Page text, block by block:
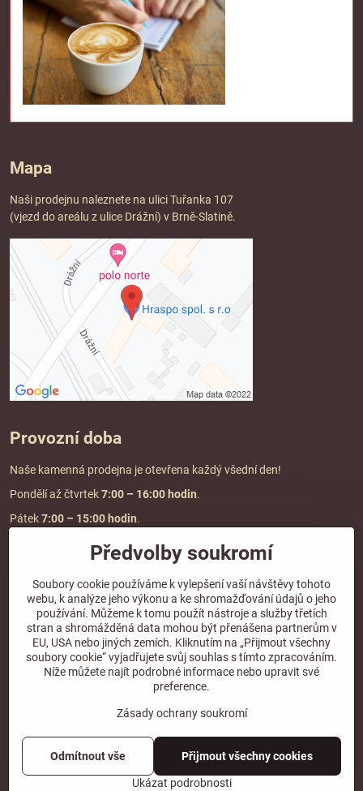
Mapa
Naši prodejnu naleznete na ulici Tuřanka 107
(vjezd do areálu z ulice Drážní) v Brně-Slatině.
Provozní doba
Naše kamenná prodejna je otevřena každý všední den!
Pondělí až čtvrtek7:00 – 16:00 hodin.
Pátek7:00 – 15:00 hodin.
Doprava a platba
DOPRAVA ZDARMA
při objednávce nad2000 Kč vč. DPH.
*Nevztahuje se na paletovou přepravu.
©2026CopyrightPředvolby soukromíZásady ochrany soukromí
Předvolby soukromí
Soubory cookie používáme k vylepšení vaší návštěvy tohoto
webu, k analýze jeho výkonu a ke shromažďování údajů o jeho
používání. Můžeme k tomu použít nástroje a služby třetích
stran a shromážděná data mohou být přenášena partnerům v
EU, USA nebo jiných zemích. Kliknutím na „Přijmout všechny
soubory cookie“ vyjadřujete svůj souhlas s tímto zpracováním.
Níže můžete najít podrobné informace nebo upravit své
preference.
Zásady ochrany soukromí
Ukázat podrobnosti
Přijmout všechny cookies
Odmítnout vše